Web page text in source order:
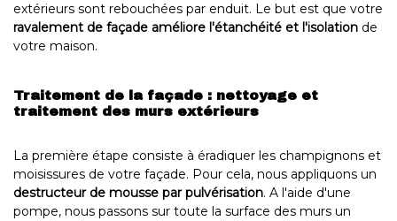
extérieurs sont rebouchées par enduit. Le but est que votre
ravalement de façade améliore l'étanchéité et l'isolation de
votre maison.
Traitement de la façade : nettoyage et
traitement des murs extérieurs
La première étape consiste à éradiquer les champignons et
moisissures de votre façade. Pour cela, nous appliquons un
destructeur de mousse par pulvérisation. A l'aide d'une
pompe, nous passons sur toute la surface des murs un